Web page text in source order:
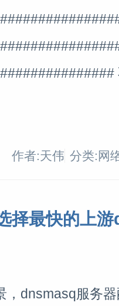
作者:天伟 分类:网
择最快的上
，dnsmasq服务